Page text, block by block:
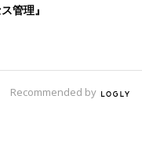
管理』
Recommended by